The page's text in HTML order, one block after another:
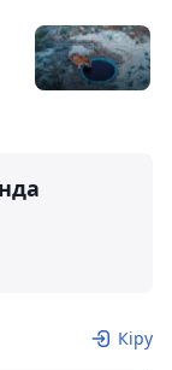
Кіру